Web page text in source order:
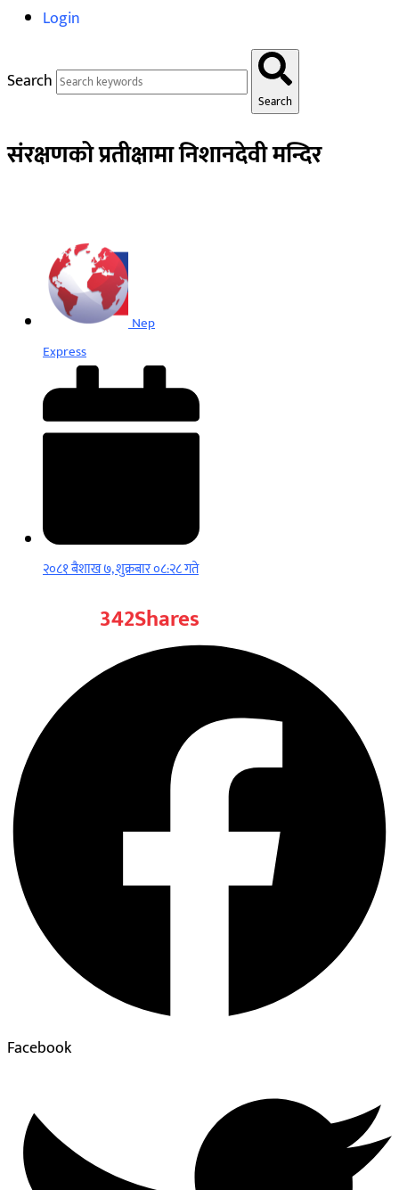
Login
Search
Search
संरक्षणको प्रतीक्षामा निशानदेवी मन्दिर
Nep
Express
२०८१ बैशाख ७, शुक्रबार ०८:२८ गते
Shares
342
Facebook